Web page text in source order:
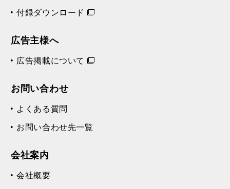
付録ダウンロード
広告主様へ
広告掲載について
お問い合わせ
よくある質問
お問い合わせ先一覧
会社案内
会社概要